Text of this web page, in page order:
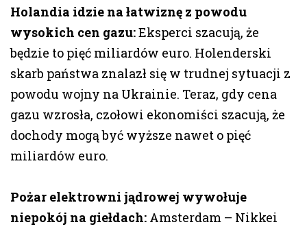
Holandia idzie na łatwiznę z powodu
wysokich cen gazu:Eksperci szacują, że
będzie to pięć miliardów euro. Holenderski
skarb państwa znalazł się w trudnej sytuacji z
powodu wojny na Ukrainie. Teraz, gdy cena
gazu wzrosła, czołowi ekonomiści szacują, że
dochody mogą być wyższe nawet o pięć
miliardów euro.
Pożar elektrowni jądrowej wywołuje
niepokój na giełdach: Amsterdam – Nikkei